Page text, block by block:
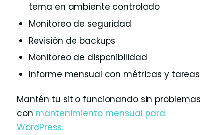
tema en ambiente controlado
Monitoreo de seguridad
Revisión de backups
Monitoreo de disponibilidad
Informe mensual con métricas y tareas
Mantén tu sitio funcionando sin problemas
con mantenimiento mensual para
WordPress.